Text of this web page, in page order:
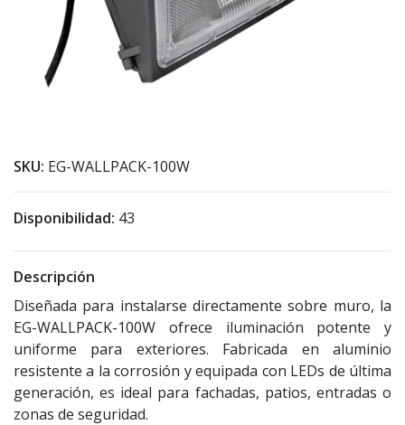
SKU: EG-WALLPACK-100W
Disponibilidad: 43
Descripción
Diseñada para instalarse directamente sobre muro, la
EG-WALLPACK-100W ofrece iluminación potente y
uniforme para exteriores. Fabricada en aluminio
resistente a la corrosión y equipada con LEDs de última
generación, es ideal para fachadas, patios, entradas o
zonas de seguridad.